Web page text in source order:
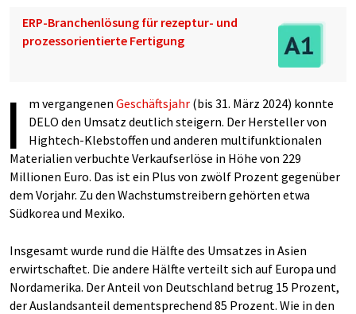
ERP-Branchenlösung für rezeptur- und
prozessorientierte Fertigung
I m vergangenen Geschäftsjahr (bis 31. März 2024) konnte
DELO den Umsatz deutlich steigern. Der Hersteller von
Hightech-Klebstoffen und anderen multifunktionalen
Materialien verbuchte Verkaufserlöse in Höhe von 229
Millionen Euro. Das ist ein Plus von zwölf Prozent gegenüber
dem Vorjahr. Zu den Wachstumstreibern gehörten etwa
Südkorea und Mexiko.
Insgesamt wurde rund die Hälfte des Umsatzes in Asien
erwirtschaftet. Die andere Hälfte verteilt sich auf Europa und
Nordamerika. Der Anteil von Deutschland betrug 15 Prozent,
der Auslandsanteil dementsprechend 85 Prozent. Wie in den